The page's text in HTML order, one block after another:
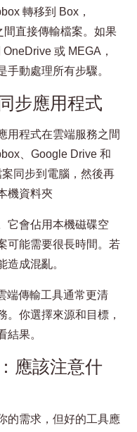
轉移到 Box，
直接傳輸檔案。如果
或 MEGA，
動處理所有步驟。
步應用程式
用程式在雲端服務之間
、Google Drive 和
同步到電腦，然後再
機資料夾
它會佔用本機磁碟空
可能需要很長時間。若
造成混亂。
端傳輸工具通常更清
。你選擇來源和目標，
結果。
應該注意什
的需求，但好的工具應